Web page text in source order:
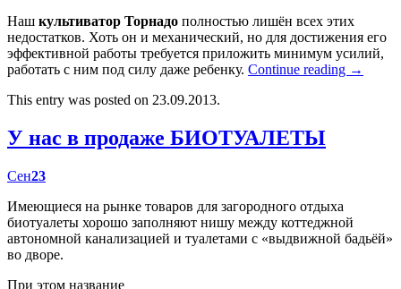
Наш культиватор Торнадо полностью лишён всех этих
недостатков. Хоть он и механический, но для достижения его
эффективной работы требуется приложить минимум усилий,
работать с ним под силу даже ребенку. Continue reading →
This entry was posted on 23.09.2013.
У нас в продаже БИОТУАЛЕТЫ
Сен23
Имеющиеся на рынке товаров для загородного отдыха
биотуалеты хорошо заполняют нишу между коттеджной
автономной канализацией и туалетами с «выдвижной бадьёй»
во дворе.
При этом название